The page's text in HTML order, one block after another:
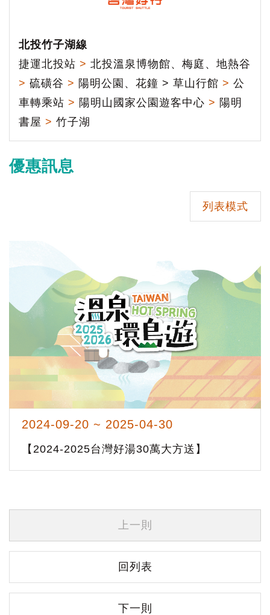
北投竹子湖線
捷運北投站 > 北投溫泉博物館、梅庭、地熱谷
> 硫磺谷 > 陽明公園、花鐘 > 草山行館 > 公
車轉乘站 > 陽明山國家公園遊客中心 > 陽明
書屋 > 竹子湖
優惠訊息
列表模式
2024-09-20 ~ 2025-04-30
【2024-2025台灣好湯30萬大方送】
上一則
回列表
下一則